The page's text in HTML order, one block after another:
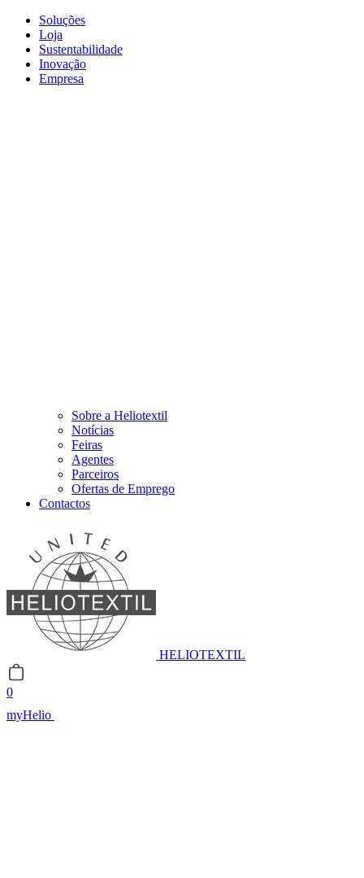
Soluções
Loja
Sustentabilidade
Inovação
Empresa
Sobre a Heliotextil
Notícias
Feiras
Agentes
Parceiros
Ofertas de Emprego
Contactos
HELIOTEXTIL
0
myHelio